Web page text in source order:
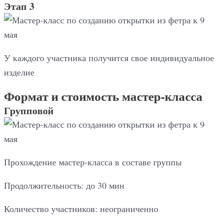
Этап 3
У каждого участника получится свое индивидуальное
изделие
Формат и стоимость мастер-класса
Групповой
Прохождение мастер-класса в составе группы
Продолжительность: до 30 мин
Количество участников: неограниченно